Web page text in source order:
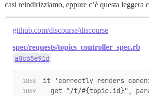
casi reindirizziamo, eppure c’è questa leggera
github.com/discourse/discourse
spec/requests/topics_controller_spec.rb
a0c65e91d
it 'correctly renders
get "/t/#{topic.id}",